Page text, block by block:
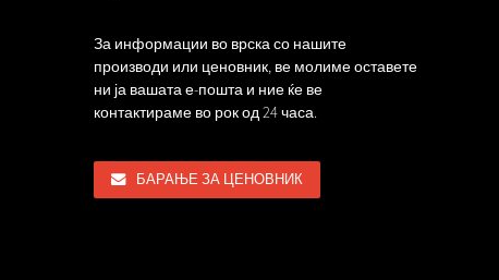
карактеристики на
преобликуваат глобално...
Напредна забна плоча и
дробилка...
За информации во врска со нашите
производи или ценовник, ве молиме оставете
ни ја вашата е-пошта и ние ќе ве
контактираме во рок од 24 часа.
БАРАЊЕ ЗА ЦЕНОВНИК